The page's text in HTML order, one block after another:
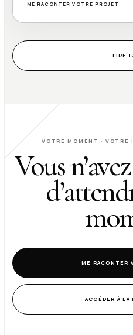
ME RACONTER VOTRE PROJET →
LIRE
VOTRE MOMENT · VOTRE
Vous
ME RACONTER
ACCÉDER À LA